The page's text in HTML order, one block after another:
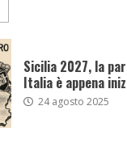
Sicilia 2027, la
Italia è appena
24 agosto 2025